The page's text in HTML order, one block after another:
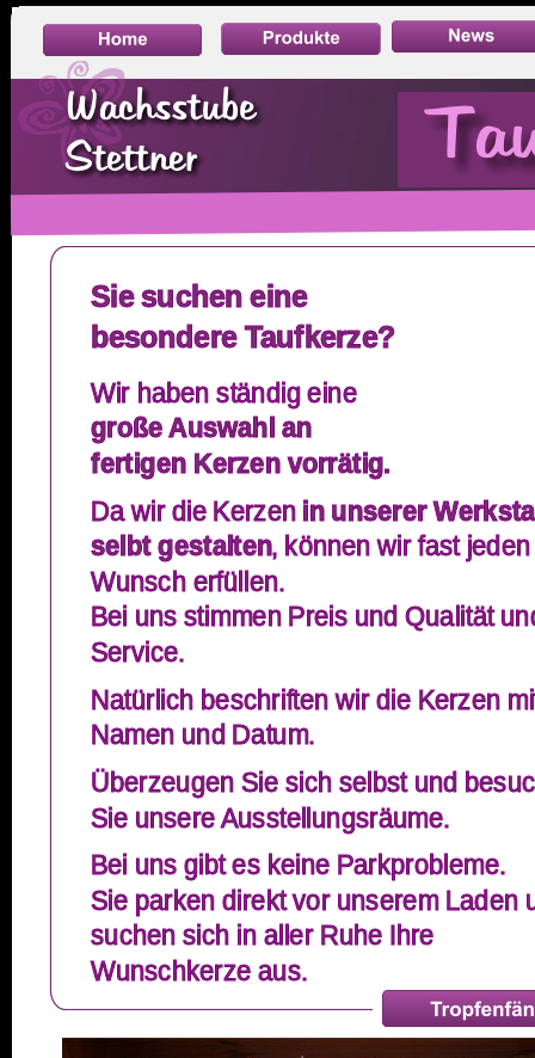
Sie suchen eine
besondere Taufkerze?
Wir haben ständig eine
große Auswahl an
fertigen Kerzen vorrätig.
Da wir die Kerzen in unserer
selbt gestalten, können wir fast
Wunsch erfüllen.
Bei uns stimmen Preis und Qualität
Service.
Natürlich beschriften wir die Kerzen
Namen und Datum.
Überzeugen Sie sich selbst und
Sie unsere Ausstellungsräume.
Bei uns gibt es keine Parkprobleme.
Sie parken direkt vor unserem Laden
suchen sich in aller Ruhe Ihre
Wunschkerze aus.